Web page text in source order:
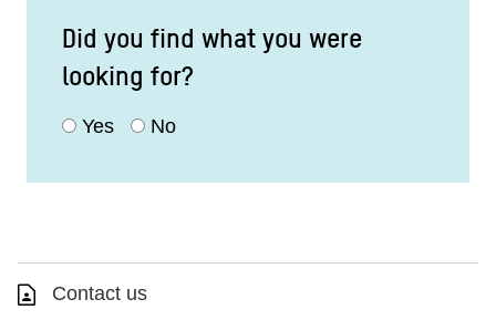
Did you find what you were
looking for?
Yes No
Contact us